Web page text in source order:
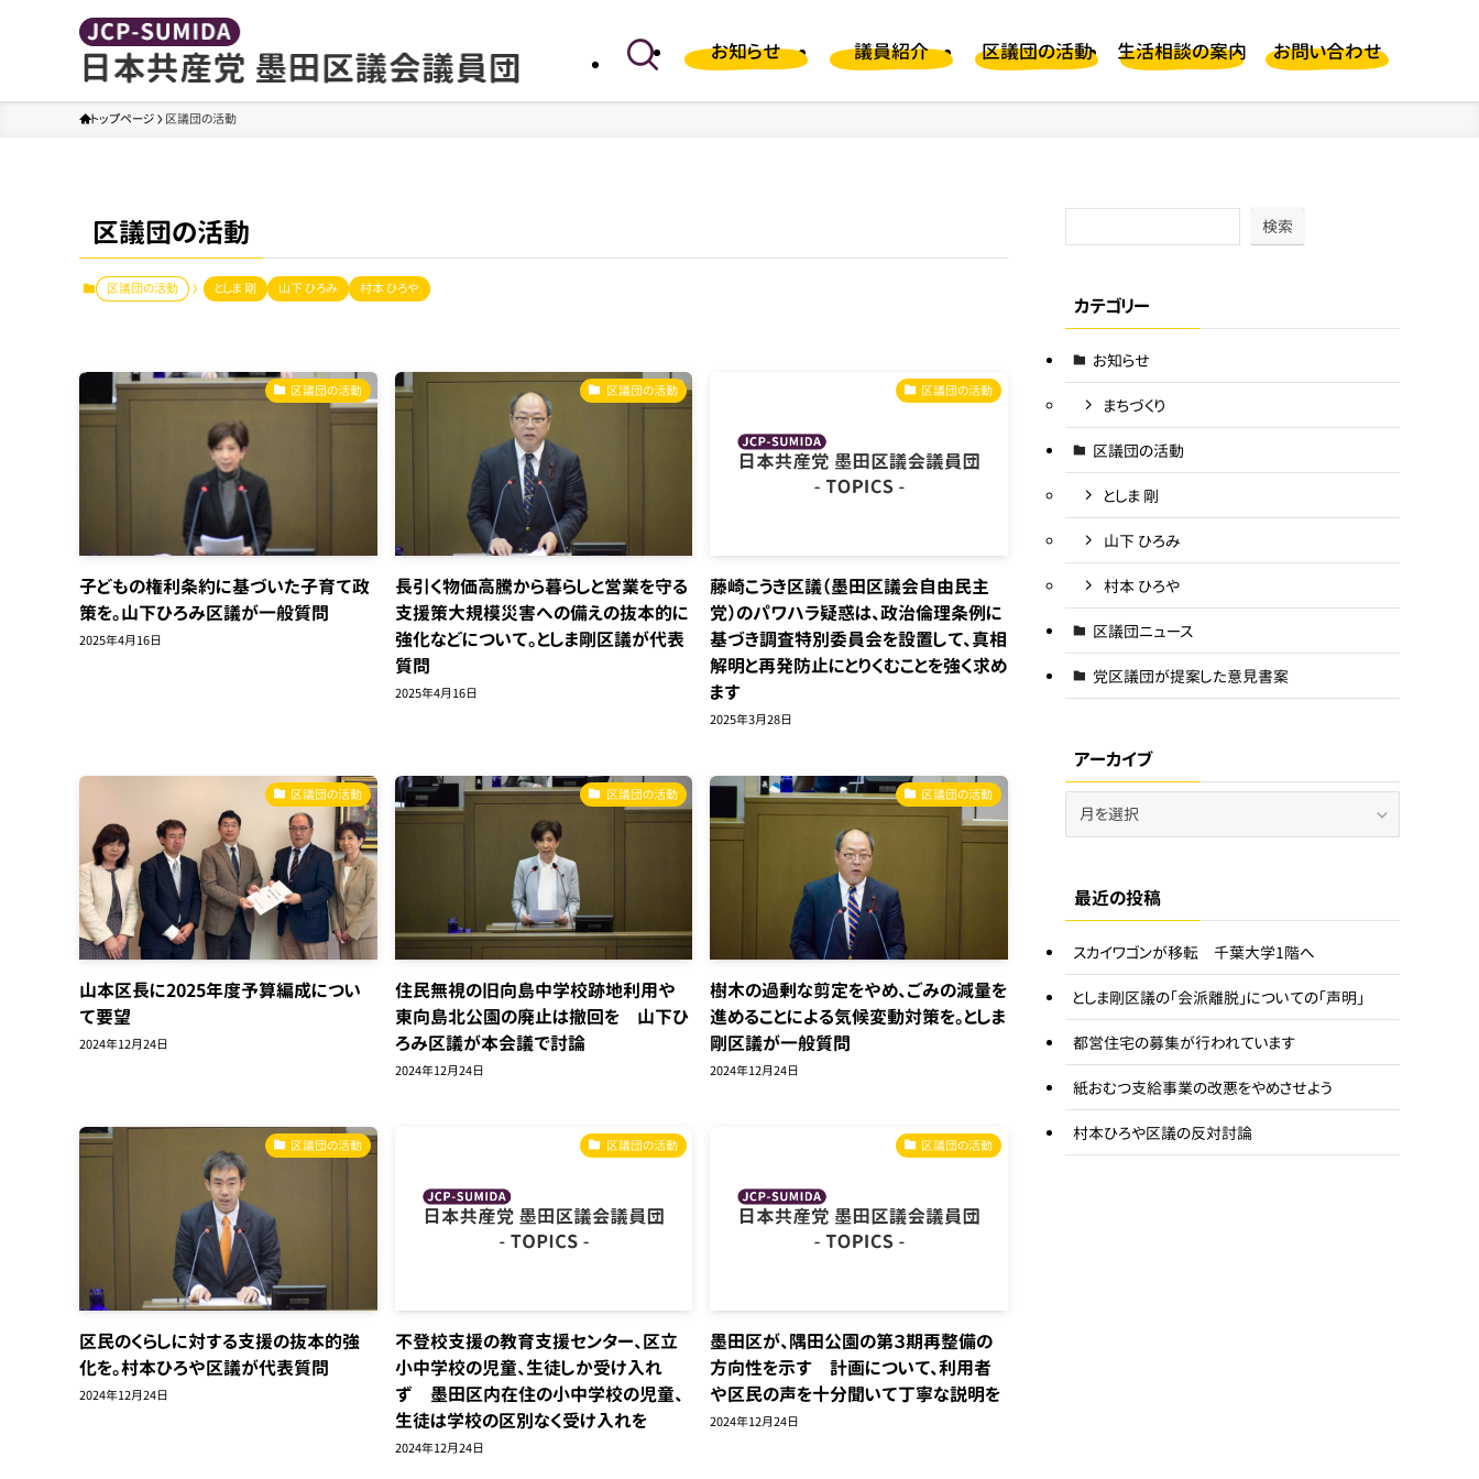
お知らせ 議員紹介 区議団の活動 生活相談の案内 お問い合わせ
トップページ 区議団の活動
区議団の活動
区議団の活動 としま 剛 山下 ひろみ 村本 ひろや
区議団の活動
子どもの権利条約に基づいた子育て政
策を。山下ひろみ区議が一般質問
2025年4月16日
区議団の活動
長引く物価高騰から暮らしと営業を守る
支援策大規模災害への備えの抜本的に
強化などについて。としま剛区議が代表
質問
2025年4月16日
区議団の活動
藤崎こうき区議（墨田区議会自由民主
党）のパワハラ疑惑は、政治倫理条例に
基づき調査特別委員会を設置して、真相
解明と再発防止にとりくむことを強く求め
ます
2025年3月28日
区議団の活動
山本区長に2025年度予算編成につい
て要望
2024年12月24日
区議団の活動
住民無視の旧向島中学校跡地利用や
東向島北公園の廃止は撤回を 山下ひ
ろみ区議が本会議で討論
2024年12月24日
区議団の活動
樹木の過剰な剪定をやめ、ごみの減量を
進めることによる気候変動対策を。としま
剛区議が一般質問
2024年12月24日
区議団の活動
区民のくらしに対する支援の抜本的強
化を。村本ひろや区議が代表質問
2024年12月24日
区議団の活動
不登校支援の教育支援センター、区立
小中学校の児童、生徒しか受け入れ
ず 墨田区内在住の小中学校の児童、
生徒は学校の区別なく受け入れを
2024年12月24日
区議団の活動
墨田区が、隅田公園の第３期再整備の
方向性を示す 計画について、利用者
や区民の声を十分聞いて丁寧な説明を
2024年12月24日
検索
カテゴリー
お知らせ
まちづくり
区議団の活動
としま 剛
山下 ひろみ
村本 ひろや
区議団ニュース
党区議団が提案した意見書案
アーカイブ
ブ最近の投稿
スカイワゴンが移転 千葉大学1階へ
としま剛区議の「会派離脱」についての「声明」
都営住宅の募集が行われています
紙おむつ支給事業の改悪をやめさせよう
村本ひろや区議の反対討論